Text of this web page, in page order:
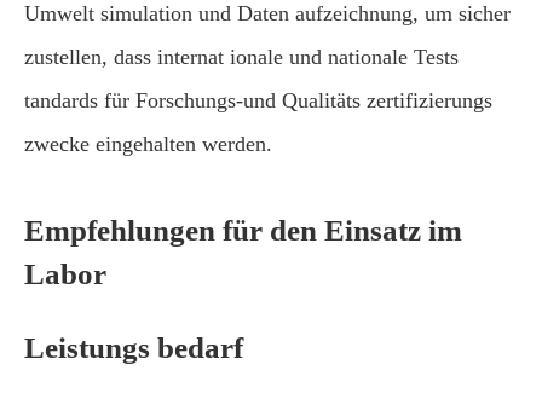
Umwelt simulation und Daten aufzeichnung, um sicher
zustellen, dass internat ionale und nationale Tests
tandards für Forschungs-und Qualitäts zertifizierungs
zwecke eingehalten werden.
Empfehlungen für den Einsatz im
Labor
Leistungs bedarf